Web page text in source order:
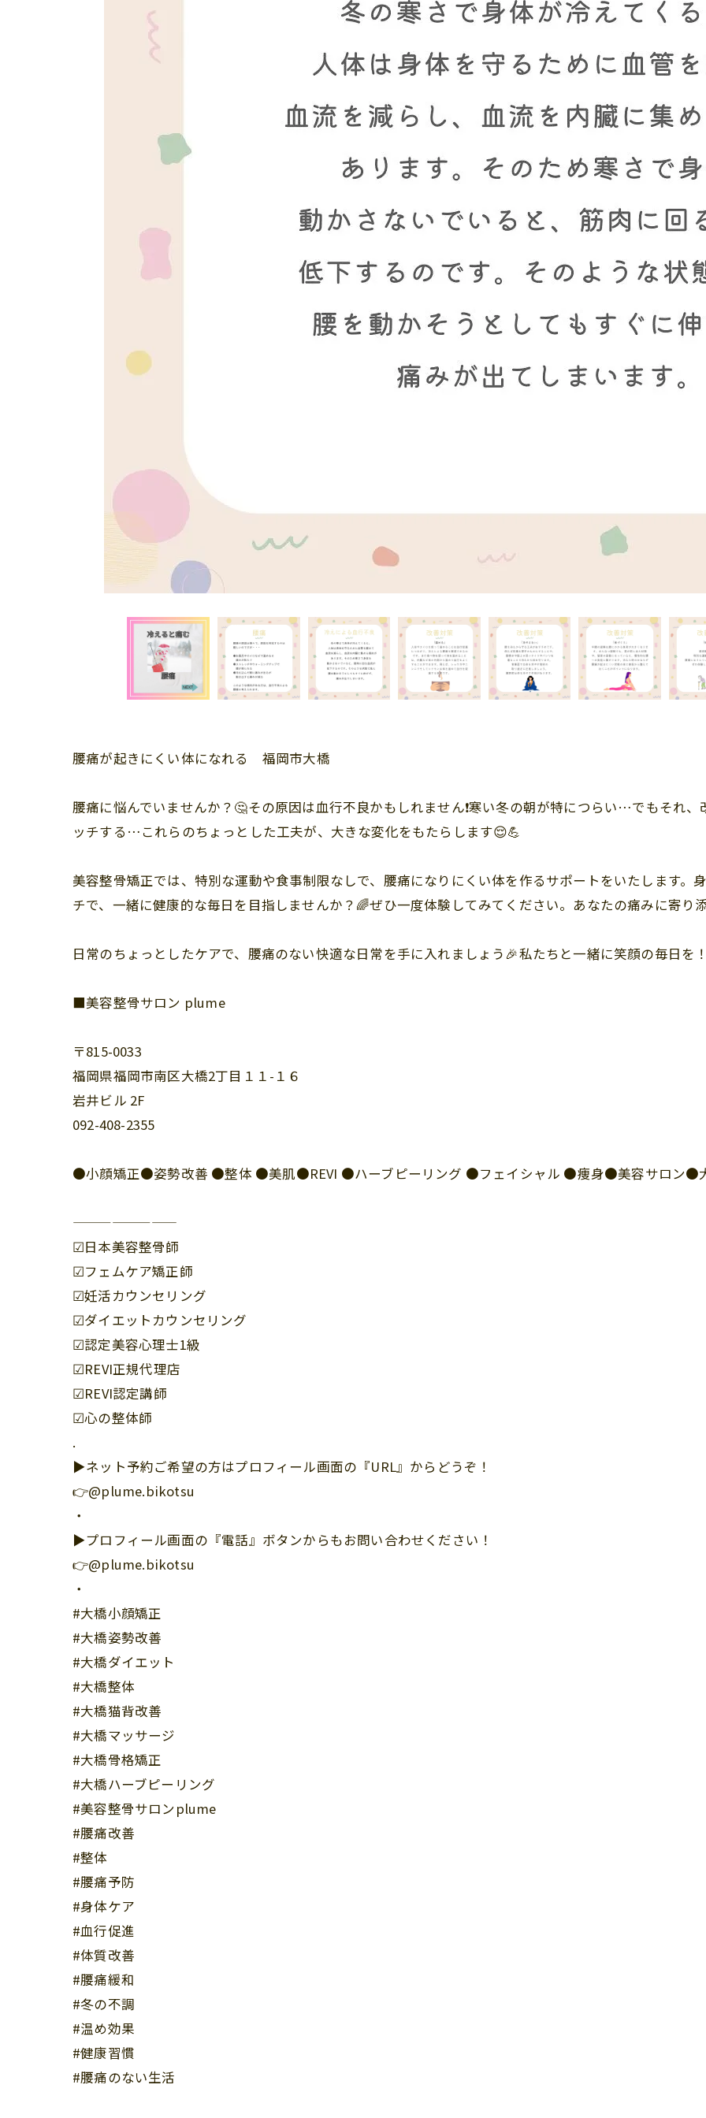
腰痛が起きにくい体になれる 福岡市大橋
腰痛に悩んでいませんか？🤔その原因は血行不良かもしれません❗️寒い冬の朝が特につらい…でもそれ
ッチする…これらのちょっとした工夫が、大きな変化をもたらします😌💪
美容整骨矯正では、特別な運動や食事制限なしで、腰痛になりにくい体を作るサポートをいたします。
チで、一緒に健康的な毎日を目指しませんか？🌈ぜひ一度体験してみてください。あなたの痛みに寄り
日常のちょっとしたケアで、腰痛のない快適な日常を手に入れましょう🎉私たちと一緒に笑顔の毎日を
■美容整骨サロン plume
〒815-0033
福岡県福岡市南区大橋2丁目１１-１６
岩井ビル 2F
092-408-2355
●小顔矯正●姿勢改善 ●整体 ●美肌●REVI ●ハーブピーリング ●フェイシャル ●痩身●美容サロン●
————————
☑︎日本美容整骨師
☑︎フェムケア矯正師
☑︎妊活カウンセリング
☑︎ダイエットカウンセリング
☑︎認定美容心理士1級
☑︎REVI正規代理店
☑︎REVI認定講師
☑︎心の整体師
.
▶︎ネット予約ご希望の方はプロフィール画面の『URL』からどうぞ！
👉@plume.bikotsu
・
▶︎プロフィール画面の『電話』ボタンからもお問い合わせください！
👉@plume.bikotsu
・
#大橋小顔矯正
#大橋姿勢改善
#大橋ダイエット
#大橋整体
#大橋猫背改善
#大橋マッサージ
#大橋骨格矯正
#大橋ハーブピーリング
#美容整骨サロンplume
#腰痛改善
#整体
#腰痛予防
#身体ケア
#血行促進
#体質改善
#腰痛緩和
#冬の不調
#温め効果
#健康習慣
#腰痛のない生活